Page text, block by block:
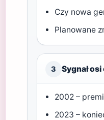
Czy nowa
Planowane
3 Sygnał
2002 –
2023 –